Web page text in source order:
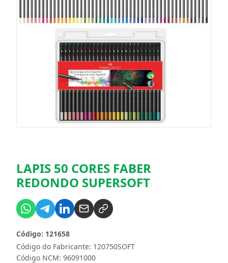
LAPIS 50 CORES FABER
REDONDO SUPERSOFT
Código do Fabricante: 120750SOFT
Código: 121658
Código NCM: 96091000